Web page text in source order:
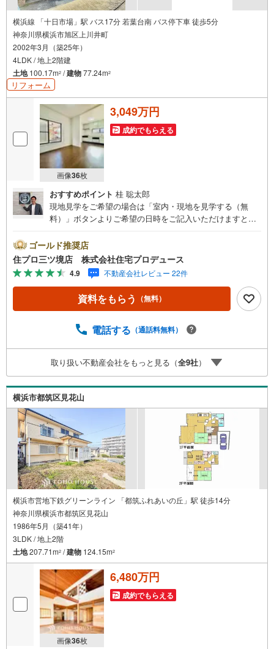
横浜線 「十日市場」駅 バス17分 若葉台南 バス停下車 徒歩5分
神奈川県横浜市旭区上川井町
2002年3月（築25年）
4LDK / 地上2階建
土地100.17m2 /建物77.24m2
リフォーム
画像36枚
3,049万円
成約でもらえる
おすすめポイント 桂 聡太郎
現地見学をご希望の場合は「室内・現地を見学する（無
料）」ボタンよりご希望の日時をご記入いただけますとス
区・戸塚区・保土ケ谷区・大和市の不動産売買専門会社で
す！ 最新物件情報や当社限定の物件情報も多数ご用意！お
気軽にお問合せ下さい!! -------------- 弊社独自の住宅ローン提
案システム 弊社ではファイナンシャル専門スタッフによる
【丁寧な資金アドバイス】【ファイナンシャルプラン提案
書の作成】を随時行っております。意外に知らないお客様
入できる無料の生命保険】【13年間もらえる、国からの特
から始まる【住宅ローン返済】65歳以上から必要になる
【老後の費用負担】住宅探しの【このタイミング】で不安
な部分を明確にしていきませんか？？ --------------
ゴールド推奨店
住プロ三ツ境店 株式会社住宅プロデュース
4.9 不動産会社レビュー 22件
資料をもらう （無料）
電話する （通話料無料）
取り扱い不動産会社をもっと見る（全9社）
横浜市都筑区見花山
横浜市営地下鉄グリーンライン 「都筑ふれあいの丘」駅 徒歩14分
神奈川県横浜市都筑区見花山
1986年5月（築41年）
3LDK / 地上2階
土地207.71m2 /建物 124.15m2
画像36枚
6,480万円
成約でもらえる